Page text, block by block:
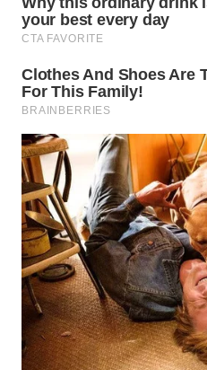
SELATAN
TANJUNG
LESUNG
WN
KARO
WN
SIMALUNGUN
WN
LABUHANBATU
WN
TAPANULI